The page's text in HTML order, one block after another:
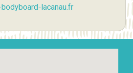
lacanau.fr